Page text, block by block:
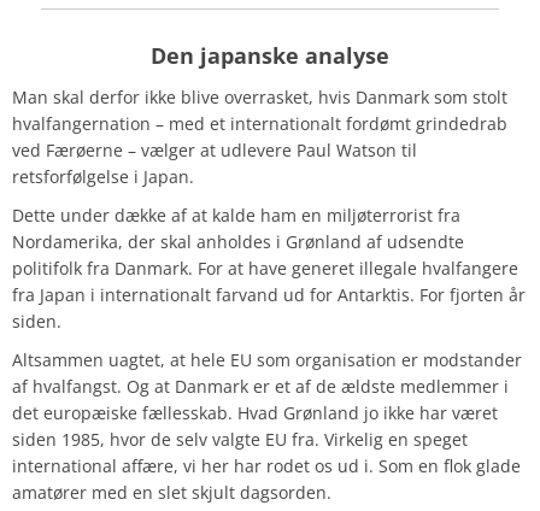
Den japanske analyse
Man skal derfor ikke blive overrasket, hvis Danmark som stolt
hvalfangernation – med et internationalt fordømt grindedrab
ved Færøerne – vælger at udlevere Paul Watson til
retsforfølgelse i Japan.
Dette under dække af at kalde ham en miljøterrorist fra
Nordamerika, der skal anholdes i Grønland af udsendte
politifolk fra Danmark. For at have generet illegale hvalfangere
fra Japan i internationalt farvand ud for Antarktis. For fjorten år
siden.
Altsammen uagtet, at hele EU som organisation er modstander
af hvalfangst. Og at Danmark er et af de ældste medlemmer i
det europæiske fællesskab. Hvad Grønland jo ikke har været
siden 1985, hvor de selv valgte EU fra. Virkelig en speget
international affære, vi her har rodet os ud i. Som en flok glade
amatører med en slet skjult dagsorden.